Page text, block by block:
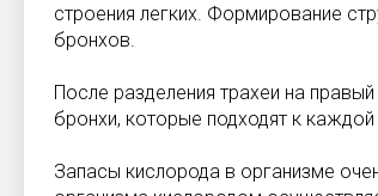
строения легких. Формирование
бронхов.
После разделения трахеи на
бронхи, которые подходят к
Запасы кислорода в организме